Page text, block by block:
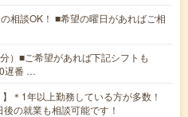
相談OK！ ■希望の曜日があればご相
）■ご希望があれば下記シフトも
遅番 …
】＊1年以上勤務している方が多数！
の就業も相談可能です！